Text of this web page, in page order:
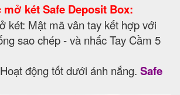
két Safe Deposit Box:
két: Mật mã vân tay kết hợp với
sao chép - và nhấc Tay Cầm 5
Hoạt động tốt dưới ánh nắng. Safe